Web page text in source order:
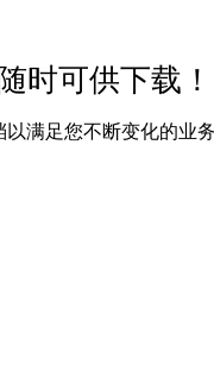
时可供下载！
满足您不断变化的业